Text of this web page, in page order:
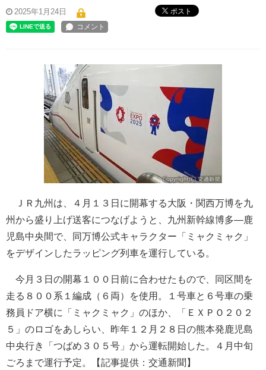
2025年1月24日 ポスト
ＪＲ九州は、４月１３日に開幕する大阪・関西万博を九
州から盛り上げ送客につなげようと、九州新幹線博多―鹿
児島中央間で、同万博公式キャラクター「ミャクミャク」
をデザインしたラッピング列車を運行している。
今月３日の開幕１００日前に合わせたもので、同区間を
走る８００系１編成（６両）を使用。１号車と６号車の乗
務員ドア横に「ミャクミャク」のほか、「ＥＸＰＯ２０２
５」のロゴをあしらい、昨年１２月２８日の熊本発鹿児島
中央行き「つばめ３０５号」から運転開始した。４月中旬
ごろまで運行予定。【記事提供：交通新聞】